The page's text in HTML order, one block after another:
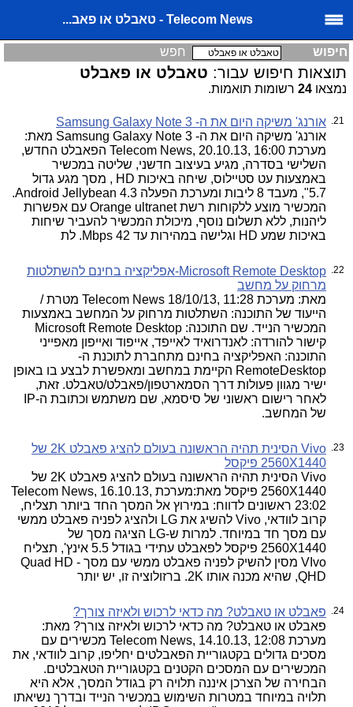
Telecom News - טאבלט או פאב...
חיפוש חפש
תוצאות חיפוש עבור: טאבלט או פאבלט
נמצאו 24 רשומות תואמות.
21.
אורנג' משיקה היום את ה- Samsung Galaxy Note 3
אורנג' משיקה היום את ה- Samsung Galaxy Note 3 מאת:
מערכת Telecom News, 20.10.13, 16:00 הפאבלט החדש,
השלישי בסדרה, מגיע בעיצוב חדשני, שליטה במכשיר
באמצעות עט סטיילוס, שיחה באיכות HD , מסך מגע גדול
5.7", מעבד 8 ליבות ומערכת הפעלה Android Jellybean 4.3.
המכשיר מוצע ללקוחות רשת Orange ultranet עם אפשרות
ליהנות, ללא תשלום נוסף, מיכולת המכשיר להעביר שיחות
באיכות שמע HD וגלישה במהירות עד Mbps 42. לת
22.
Microsoft Remote Desktop-אפליקציה בחינם להשתלטות
מרחוק על מחשב
מאת: מערכת Telecom News 18/10/13, 11:28 מטרת /
הייעוד של התוכנה: השתלטות מרחוק על המחשב באמצעות
המכשיר הנייד. שם התוכנה: Microsoft Remote Desktop
קישור להורדה: לאנדרואיד לאייפד, אייפוד ואייפון מאפייני
התוכנה: האפליקציה בחינם מתחברת לתוכנת ה-
RemoteDesktop הקיימת במחשב ומאפשרת לבצע בו באופן
ישיר מגוון פעולות דרך הסמארטפון/פאבלט/טאבלט. זאת,
לאחר רישום ראשוני של סיסמא, שם משתמש וכתובת ה-IP
של המחשב.
23.
Vivo הסינית תהיה הראשונה בעולם להציג פאבלט 2K של
2560X1440 פיקסל
Vivo הסינית תהיה הראשונה בעולם להציג פאבלט 2K של
2560X1440 פיקסל מאת:מערכת Telecom News, 16.10.13,
23:02 ראשונים לדווח: במירוץ אל המסך החד ביותר תצליח,
קרוב לוודאי, Vivo להשיג את LG ולהציג לפניה פאבלט ממשי
עם מסך חד במיוחד. למרות ש-LG הציגה מסך של
2560X1440 פיקסל לפאבלט עתידי בגודל 5.5 אינץ', תצליח
VIvo מסין להשיק לפניה פאבלט ממשי עם מסך Quad HD -
QHD, שהיא מכנה אותו 2K. ברזולוציה זו, יש יותר
24.
פאבלט או טאבלט? מה כדאי לרכוש ולאיזה צורך?
פאבלט או טאבלט? מה כדאי לרכוש ולאיזה צורך? מאת:
מערכת Telecom News, 14.10.13, 12:08 מכשירים עם
מסכים גדולים בקטגוריית הפאבלטים יחליפו, קרוב לוודאי, את
המכשירים עם המסכים הקטנים בקטגוריית הטאבלטים.
הבחירה של הצרכן איננה תלויה רק בגודל המסך, אלא היא
תלויה במיוחד במטרות השימוש במכשיר הנייד ובדרך נשיאתו